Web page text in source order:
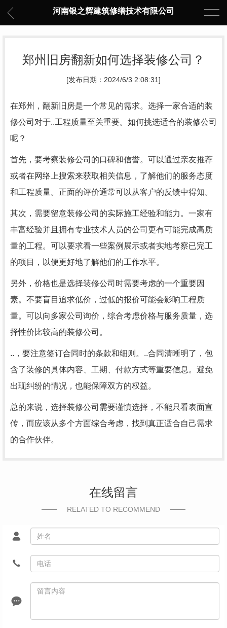
河南银之辉建筑修缮技术有限公司
郑州旧房翻新如何选择装修公司？
[发布日期：2024/6/3 2:08:31]
在郑州，翻新旧房是一个常见的需求。选择一家合适的装
修公司对于..工程质量至关重要。如何挑选适合的装修公司
呢？
首先，要考察装修公司的口碑和信誉。可以通过亲友推荐
或者在网络上搜索来获取相关信息，了解他们的服务态度
和工程质量。正面的评价通常可以从客户的反馈中得知。
其次，需要留意装修公司的实际施工经验和能力。一家有
丰富经验并且拥有专业技术人员的公司更有可能完成高质
量的工程。可以要求看一些案例展示或者实地考察已完工
的项目，以便更好地了解他们的工作水平。
另外，价格也是选择装修公司时需要考虑的一个重要因
素。不要盲目追求低价，过低的报价可能会影响工程质
量。可以向多家公司询价，综合考虑价格与服务质量，选
择性价比较高的装修公司。
..，要注意签订合同时的条款和细则。..合同清晰明了，包
含了装修的具体内容、工期、付款方式等重要信息。避免
出现纠纷的情况，也能保障双方的权益。
总的来说，选择装修公司需要谨慎选择，不能只看表面宣
传，而应该从多个方面综合考虑，找到真正适合自己需求
的合作伙伴。
在线留言
RELATED TO RECOMMEND